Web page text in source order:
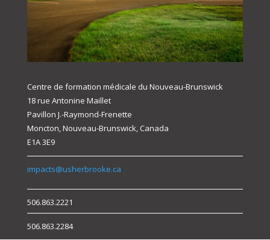
Centre de formation médicale du Nouveau-Brunswick
18 rue Antonine Maillet
Pavillon J.-Raymond-Frenette
Moncton, Nouveau-Brunswick, Canada
E1A 3E9
impacts@usherbrooke.ca
506.863.2221
506.863.2284